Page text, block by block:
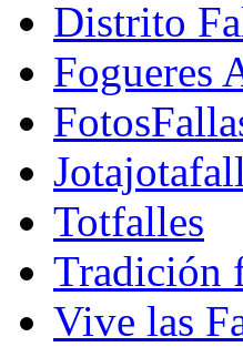
Distrito
Fogueres
Totfalles
Tradición
Vive las